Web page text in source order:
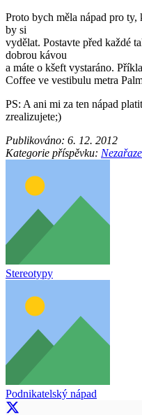
Proto bych měla nápad pro
by si
vydělat. Postavte před každé
dobrou kávou
a máte o kšeft vystaráno.
Coffee ve vestibulu metra
PS: A ani mi za ten nápad
zrealizujete;)
Publikováno: 6. 12. 2012
Kategorie příspěvku:
Stereotypy
Podnikatelský nápad